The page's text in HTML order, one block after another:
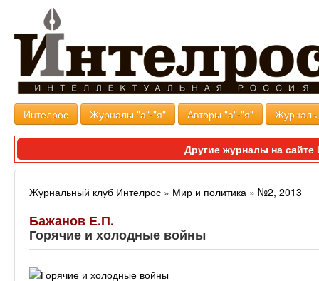
Интелрос Журналы "а"-"я" Авторы "а"-"я"
Другие журналы на
Журнальный клуб Интелрос » Мир и политика » №2, 2013
Бажанов Е.П.
Горячие и холодные войны